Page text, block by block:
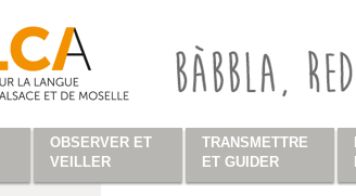
OBSERVER ET
VEILLER
TRANSMETTRE
ET GUIDER